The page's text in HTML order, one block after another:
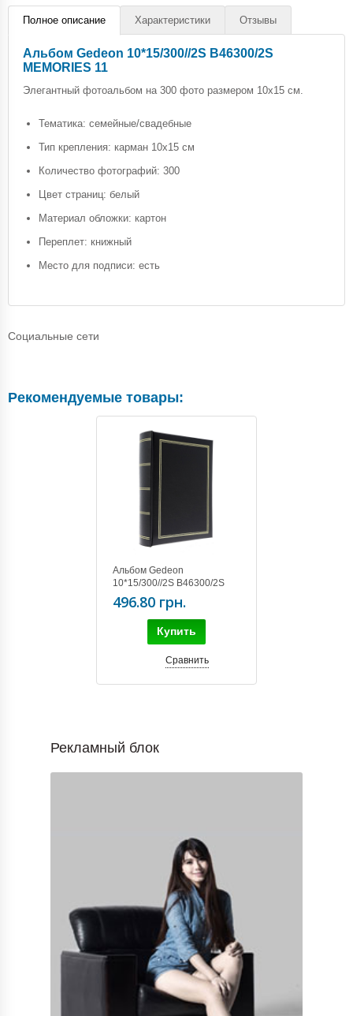
Полное описание Характеристики Отзывы
Альбом Gedeon 10*15/300//2S B46300/2S
MEMORIES 11
Элегантный фотоальбом на 300 фото размером 10х15 см.
Тематика: семейные/свадебные
Тип крепления: карман 10х15 см
Количество фотографий: 300
Цвет страниц: белый
Материал обложки: картон
Переплет: книжный
Место для подписи: есть
Социальные сети
Рекомендуемые товары:
Альбом Gedeon
10*15/300//2S B46300/2S
CLASSIC BLACK
496.80 грн.
Купить
Сравнить
Рекламный блок